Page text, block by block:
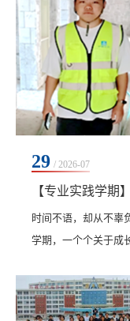
29 / 2026-07
【专业实践学期
时间不语，却从不辜
学期，一个个关于成
开展24个学年。专业
线，摒弃纸上谈兵，